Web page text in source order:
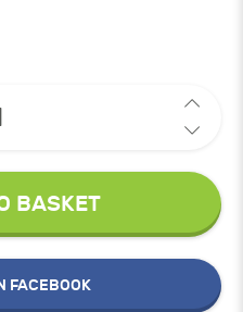
BASKET
FACEBOOK